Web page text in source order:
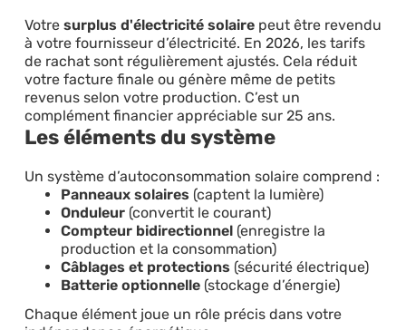
Votre surplus d'électricité solairepeut être revendu
à votre fournisseur d’électricité. En 2026, les tarifs
de rachat sont régulièrement ajustés. Cela réduit
votre facture finale ou génère même de petits
revenus selon votre production. C’est un
complément financier appréciable sur 25 ans.
Les éléments du système
Un système d’autoconsommation solaire comprend :
Panneaux solaires (captent la lumière)
Onduleur(convertit le courant)
Compteur bidirectionnel(enregistre la
production et la consommation)
Câblages et protections (sécurité électrique)
Batterie optionnelle(stockage d’énergie)
Chaque élément joue un rôle précis dans votre